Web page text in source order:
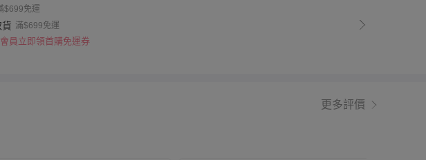
$699免運
滿$699免運
員立即領首購免運券
更多評價